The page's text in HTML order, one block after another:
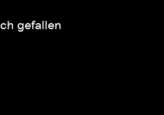
gefallen